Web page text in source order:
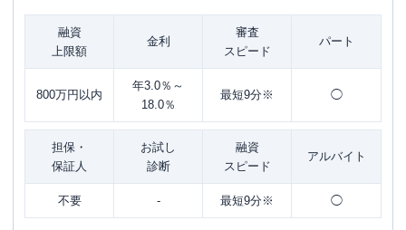
融資
上限額
金利
審査
スピード
パート
800万円以内
年3.0％～
18.0％
最短9分※ ◯
担保・
保証人
お試し
診断
融資
スピード
アルバイト
不要 - 最短9分※ ◯